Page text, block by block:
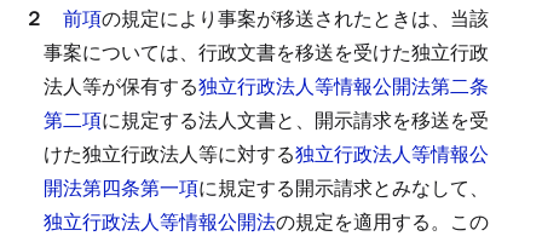
２ 前項の規定により事案が移送されたときは、当該
事案については、行政文書を移送を受けた独立行政
法人等が保有する独立行政法人等情報公開法第二条
第二項に規定する法人文書と、開示請求を移送を受
けた独立行政法人等に対する独立行政法人等情報公
開法第四条第一項に規定する開示請求とみなして、
独立行政法人等情報公開法の規定を適用する。 この